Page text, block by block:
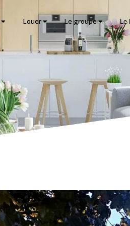
Louer Le groupe Le